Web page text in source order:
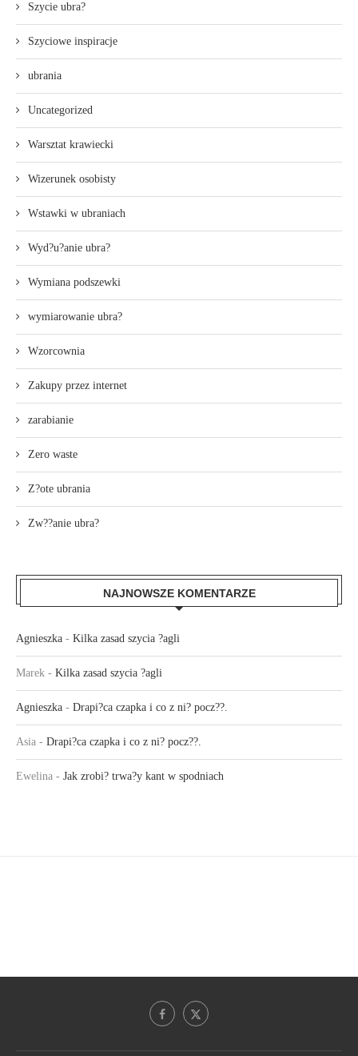
Szycie ubra?
Szyciowe inspiracje
ubrania
Uncategorized
Warsztat krawiecki
Wizerunek osobisty
Wstawki w ubraniach
Wyd?u?anie ubra?
Wymiana podszewki
wymiarowanie ubra?
Wzorcownia
Zakupy przez internet
zarabianie
Zero waste
Z?ote ubrania
Zw??anie ubra?
NAJNOWSZE KOMENTARZE
Agnieszka - Kilka zasad szycia ?agli
Marek - Kilka zasad szycia ?agli
Agnieszka - Drapi?ca czapka i co z ni? pocz??.
Asia - Drapi?ca czapka i co z ni? pocz??.
Ewelina - Jak zrobi? trwa?y kant w spodniach